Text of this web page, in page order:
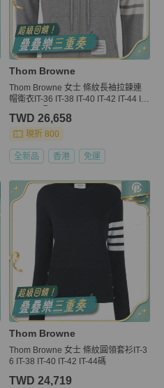
Thom Browne
Thom Browne 女士 條紋長袖拉鍊連
帽衛衣IT-36 IT-38 IT-40 IT-42 IT-44 IT-
TWD 26,658
現折 800
全新品 香港 免運
Thom Browne
Thom Browne 女士 條紋圓領套衫IT-3
6 IT-38 IT-40 IT-42 IT-44碼
TWD 24,719